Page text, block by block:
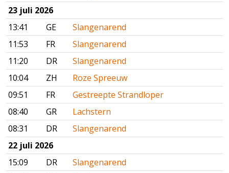
23 juli 2026
13:41
GE
Slangenarend
11:53
FR
Slangenarend
11:20
DR
Slangenarend
10:04
ZH
Roze Spreeuw
09:51
FR
Gestreepte Strandloper
08:40
GR
Lachstern
08:31
DR
Slangenarend
22 juli 2026
15:09
DR
Slangenarend